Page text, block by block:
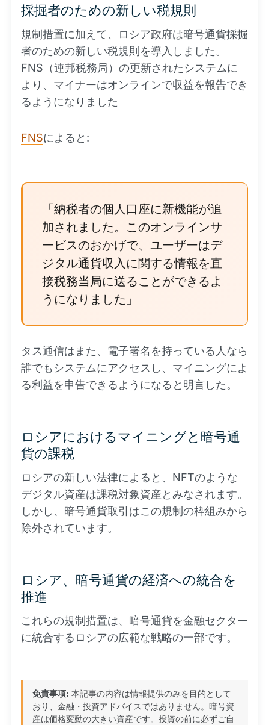
採掘者のための新しい税規則
規制措置に加えて、ロシア政府は暗号通貨採掘
者のための新しい税規則を導入しました。
FNS（連邦税務局）の更新されたシステムに
より、マイナーはオンラインで収益を報告でき
るようになりました
FNSによると:
「納税者の個人口座に新機能が追
加されました。このオンラインサ
ービスのおかげで、ユーザーはデ
ジタル通貨収入に関する情報を直
接税務当局に送ることができるよ
うになりました」
タス通信はまた、電子署名を持っている人なら
誰でもシステムにアクセスし、マイニングによ
る利益を申告できるようになると明言した。
ロシアにおけるマイニングと暗号通
貨の課税
ロシアの新しい法律によると、NFTのような
デジタル資産は課税対象資産とみなされます。
しかし、暗号通貨取引はこの規制の枠組みから
除外されています。
ロシア、暗号通貨の経済への統合を
推進
これらの規制措置は、暗号通貨を金融セクター
に統合するロシアの広範な戦略の一部です。
免責事項: 本記事の内容は情報提供のみを目的として
おり、金融・投資アドバイスではありません。暗号資
産は価格変動の大きい資産です。投資の前に必ずご自